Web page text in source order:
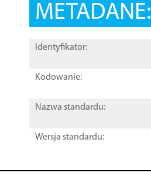
METADANE:
Identyfikator:
Kodowanie:
Nazwa standardu:
Wersja standardu: